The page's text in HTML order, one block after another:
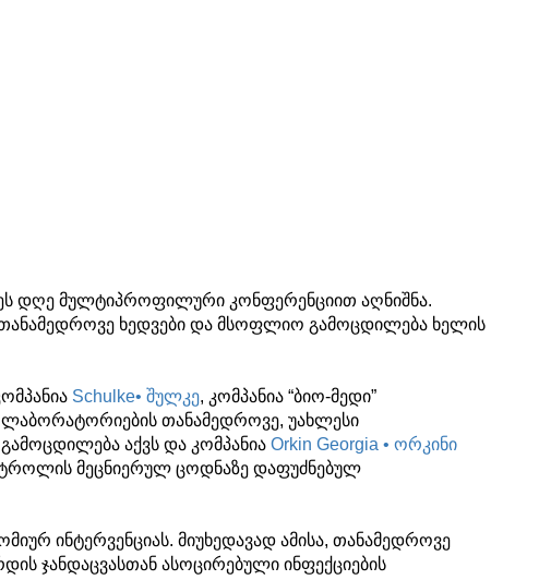
დღე მულტიპროფილური კონფერენციით აღნიშნა.
ხედვები და მსოფლიო გამოცდილება ხელის
Schulke• შულკე, კომპანია “ბიო-მედი”
თანამედროვე, უახლესი
აქვს და კომპანია Orkin Georgia • ორკინი
მეცნიერულ ცოდნაზე დაფუძნებულ
ინტერვენციას. მიუხედავად ამისა, თანამედროვე
ჯანდაცვასთან ასოცირებული ინფექციების